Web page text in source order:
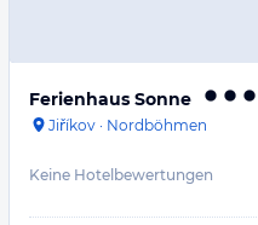
Ferienhaus Sonne
Jiříkov · Nordböhmen
Keine Hotelbewertungen